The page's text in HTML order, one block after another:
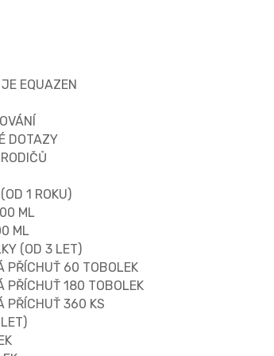
EQUAZEN
DOTAZY
1 ROKU)
ML
ML
(OD 3 LET)
PŘÍCHUŤ 60 TOBOLEK
PŘÍCHUŤ 180 TOBOLEK
PŘÍCHUŤ 360 KS